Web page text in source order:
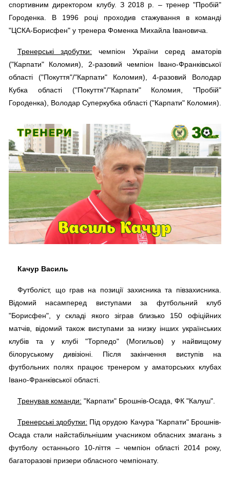
спортивним директором клубу. З 2018 р. – тренер "Пробій"
Городенка. В 1996 році проходив стажування в команді
"ЦСКА-Борисфен" у тренера Фоменка Михайла Івановича.
Тренерські здобутки: чемпіон України серед аматорів
("Карпати" Коломия), 2-разовий чемпіон Івано-Франківської
області ("Покуття"/"Карпати" Коломия), 4-разовий Володар
Кубка області ("Покуття"/"Карпати" Коломия, "Пробій"
Городенка), Володар Суперкубка області ("Карпати" Коломия).
Качур Василь
Футболіст, що грав на позиції захисника та півзахисника.
Відомий насамперед виступами за футбольний клуб
"Борисфен", у складі якого зіграв близько 150 офіційних
матчів, відомий також виступами за низку інших українських
клубів та у клубі "Торпедо" (Могильов) у найвищому
білоруському дивізіоні. Після закінчення виступів на
футбольних полях працює тренером у аматорських клубах
Івано-Франківської області.
Тренував команди: "Карпати" Брошнів-Осада, ФК "Калуш".
Тренерські здобутки: Під орудою Качура "Карпати" Брошнів-
Осада стали найстабільнішим учасником обласних змагань з
футболу останнього 10-ліття – чемпіон області 2014 року,
багаторазові призери обласного чемпіонату.